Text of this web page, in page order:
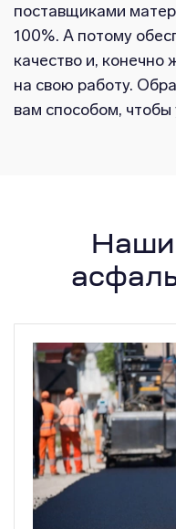
поставщиками
100%. А потому
качество и,
на свою работу.
вам способом,
Наши